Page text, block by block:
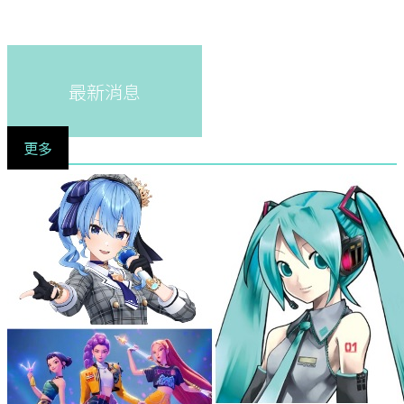
最新消息
更多